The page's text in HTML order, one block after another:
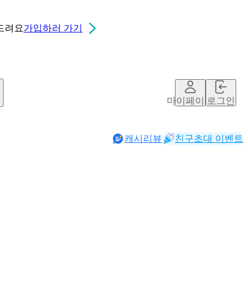
려요가입하러 가기
마이페이지로그인
캐시리뷰 친구초대 이벤트